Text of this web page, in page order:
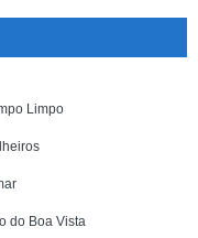
Limpo
do Boa Vista